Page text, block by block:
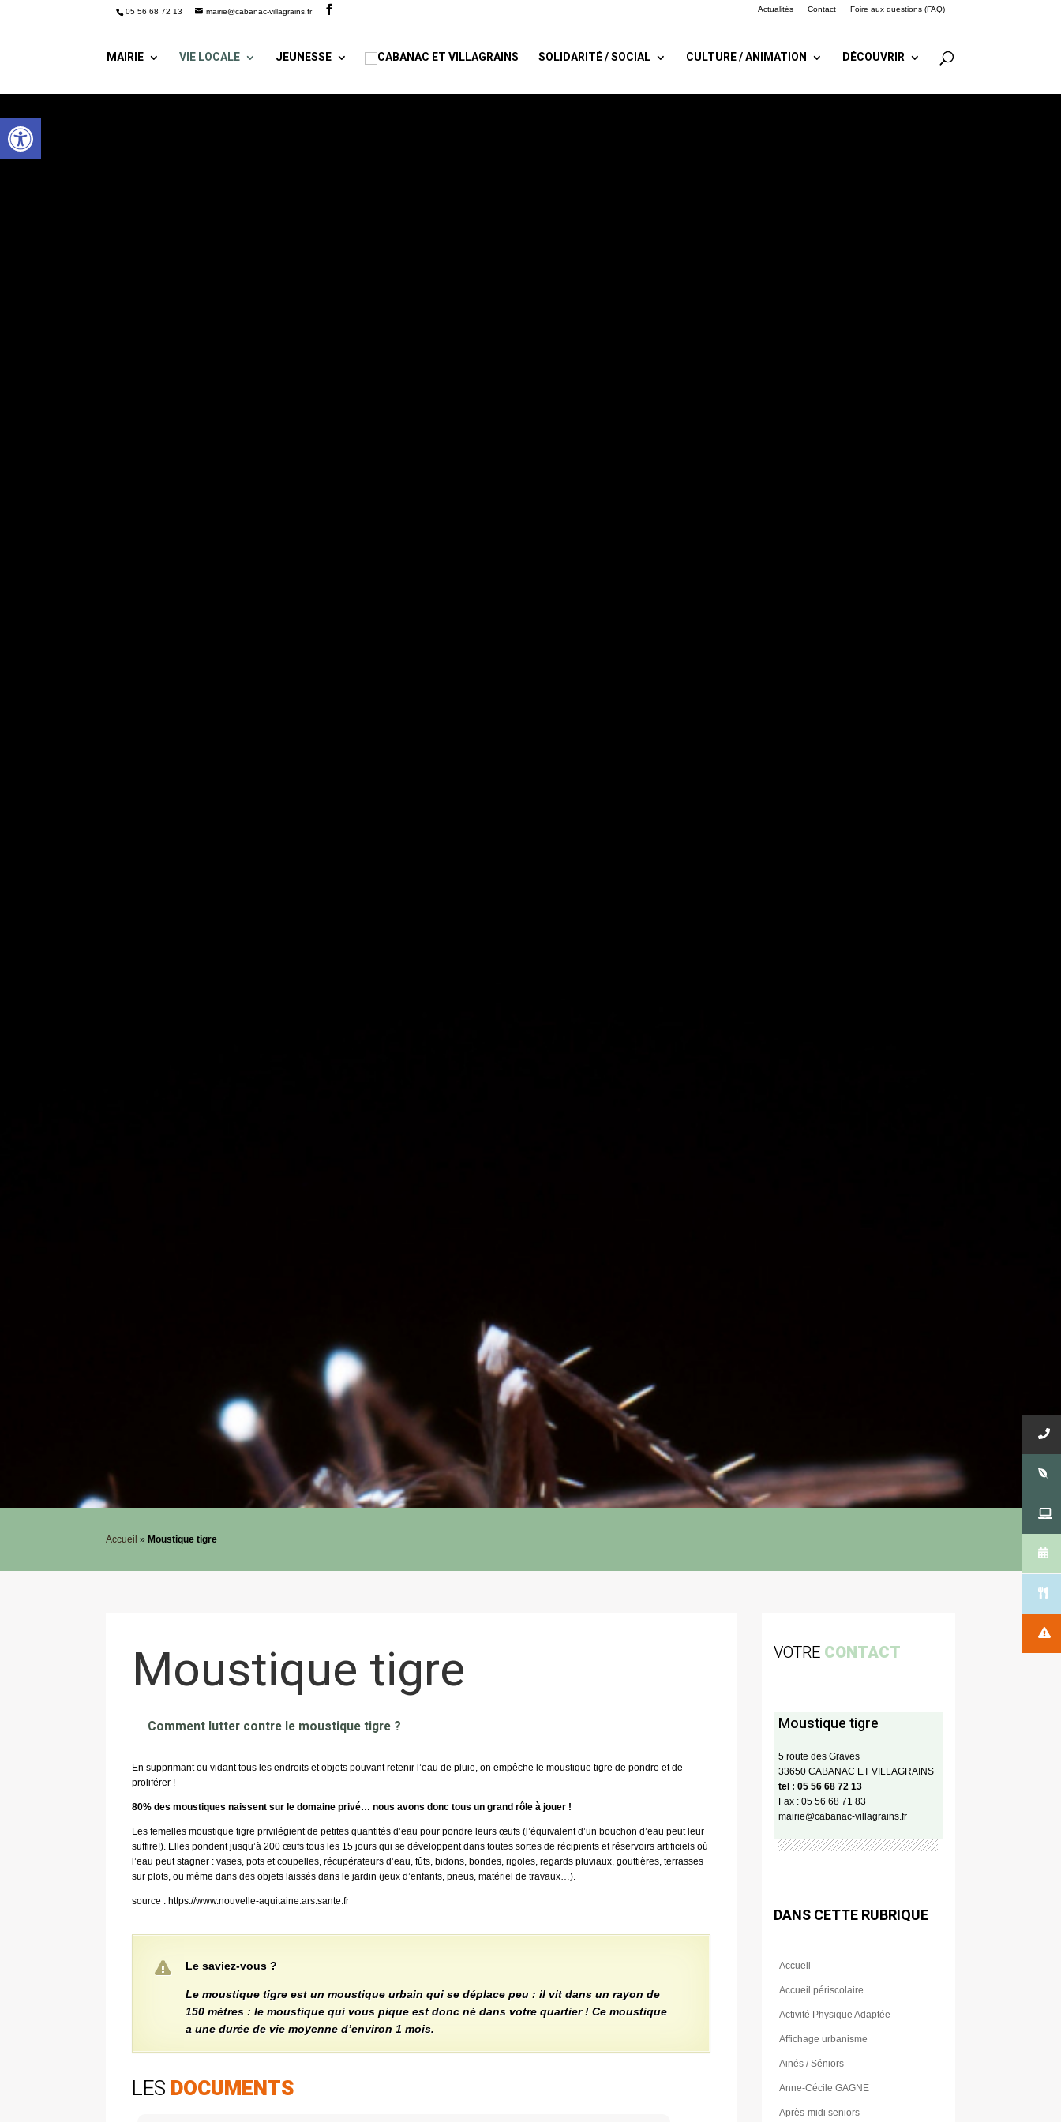
Ouvrir la barre d’outils
05 56 68 72 13 mairie@cabanac-villagrains.fr Actualités Contact Foire aux questions (FAQ)
MAIRIE VIE LOCALE JEUNESSE SOLIDARITÉ / SOCIAL CULTURE / ANIMATION DÉCOUVRIR
Accueil »Moustique tigre
Moustique tigre
Comment lutter contre le moustique tigre ?
En supprimant ou vidant tous les endroits et objets pouvant retenir l’eau de pluie, on empêche le moustique tigre de pondre et de
proliférer !
80% des moustiques naissent sur le domaine privé… nous avons donc tous un grand rôle à jouer !
Les femelles moustique tigre privilégient de petites quantités d’eau pour pondre leurs œufs (l’équivalent d’un bouchon d’eau peut leur
suffire!). Elles pondent jusqu’à 200 œufs tous les 15 jours qui se développent dans toutes sortes de récipients et réservoirs artificiels où
l’eau peut stagner : vases, pots et coupelles, récupérateurs d’eau, fûts, bidons, bondes, rigoles, regards pluviaux, gouttières, terrasses
sur plots, ou même dans des objets laissés dans le jardin (jeux d’enfants, pneus, matériel de travaux…).
source : https://www.nouvelle-aquitaine.ars.sante.fr
Le saviez-vous ?
Le moustique tigre est un moustique urbain qui se déplace peu : il vit dans un rayon de
150 mètres : le moustique qui vous pique est donc né dans votre quartier ! Ce moustique
a une durée de vie moyenne d’environ 1 mois.
LES DOCUMENTS
VOTRE CONTACT
Moustique tigre
5 route des Graves
33650 CABANAC ET VILLAGRAINS
tel : 05 56 68 72 13
Fax : 05 56 68 71 83
mairie@cabanac-villagrains.fr
DANS CETTE RUBRIQUE
Accueil
Accueil périscolaire
Activité Physique Adaptée
Affichage urbanisme
Ainés / Séniors
Anne-Cécile GAGNE
Après-midi seniors